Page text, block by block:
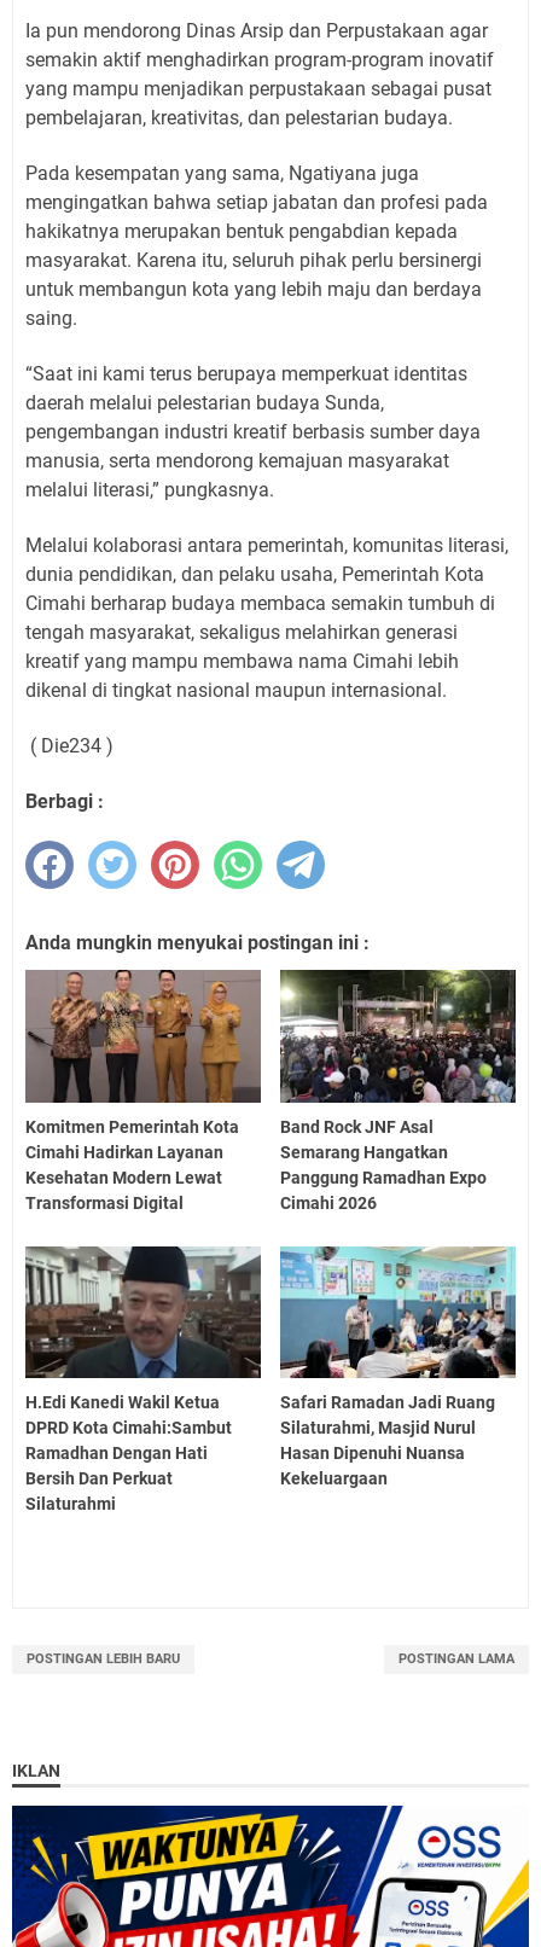
Ia pun mendorong Dinas Arsip dan Perpustakaan agar
semakin aktif menghadirkan program-program inovatif
yang mampu menjadikan perpustakaan sebagai pusat
pembelajaran, kreativitas, dan pelestarian budaya.
Pada kesempatan yang sama, Ngatiyana juga
mengingatkan bahwa setiap jabatan dan profesi pada
hakikatnya merupakan bentuk pengabdian kepada
masyarakat. Karena itu, seluruh pihak perlu bersinergi
untuk membangun kota yang lebih maju dan berdaya
saing.
“Saat ini kami terus berupaya memperkuat identitas
daerah melalui pelestarian budaya Sunda,
pengembangan industri kreatif berbasis sumber daya
manusia, serta mendorong kemajuan masyarakat
melalui literasi,” pungkasnya.
Melalui kolaborasi antara pemerintah, komunitas literasi,
dunia pendidikan, dan pelaku usaha, Pemerintah Kota
Cimahi berharap budaya membaca semakin tumbuh di
tengah masyarakat, sekaligus melahirkan generasi
kreatif yang mampu membawa nama Cimahi lebih
dikenal di tingkat nasional maupun internasional.
( Die234 )
Berbagi :
Anda mungkin menyukai postingan ini :
Komitmen Pemerintah Kota
Cimahi Hadirkan Layanan
Kesehatan Modern Lewat
Transformasi Digital
Band Rock JNF Asal
Semarang Hangatkan
Panggung Ramadhan Expo
Cimahi 2026
H.Edi Kanedi Wakil Ketua
DPRD Kota Cimahi:Sambut
Ramadhan Dengan Hati
Bersih Dan Perkuat
Silaturahmi
Safari Ramadan Jadi Ruang
Silaturahmi, Masjid Nurul
Hasan Dipenuhi Nuansa
Kekeluargaan
POSTINGAN LEBIH BARU POSTINGAN LAMA
IKLAN